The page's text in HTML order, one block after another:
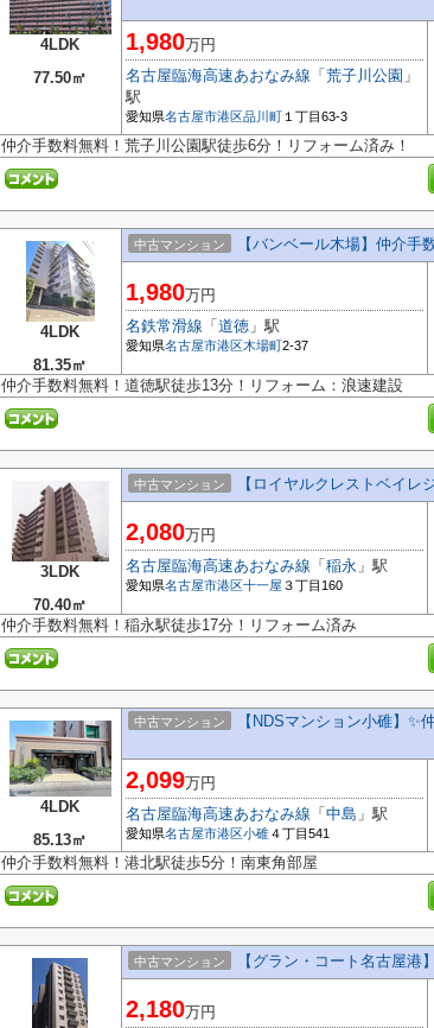
4LDK
77.50㎡
1,980万円
名古屋臨海高速あおなみ線 「 荒子川公園 」
駅
愛知県名古屋市港区品川町 １丁目63-3
仲介手数料無料！荒子川公園駅徒歩6分！リフォーム済み！
4LDK
81.35㎡
中古マンション 【バンベール木場】仲介手
1,980万円
名鉄常滑線 「 道徳 」駅
愛知県名古屋市港区木場町2-37
仲介手数料無料！道徳駅徒歩13分！リフォーム：浪速建設
3LDK
70.40㎡
中古マンション 【ロイヤルクレストベイレ
2,080万円
名古屋臨海高速あおなみ線 「 稲永 」駅
愛知県名古屋市港区十一屋 ３丁目160
仲介手数料無料！稲永駅徒歩17分！リフォーム済み
4LDK
85.13㎡
中古マンション 【NDSマンション小碓】✨️
2,099万円
名古屋臨海高速あおなみ線 「 中島 」駅
愛知県名古屋市港区小碓４丁目541
仲介手数料無料！港北駅徒歩5分！南東角部屋
中古マンション 【グラン・コート名古屋港
2,180万円